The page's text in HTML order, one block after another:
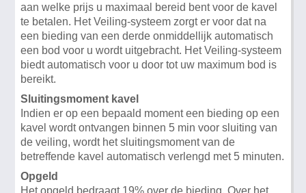
aan welke prijs u maximaal bereid bent voor de kavel
te betalen. Het Veiling-systeem zorgt er voor dat na
een bieding van een derde onmiddellijk automatisch
een bod voor u wordt uitgebracht. Het Veiling-systeem
biedt automatisch voor u door tot uw maximum bod is
bereikt.
Sluitingsmoment kavel
Indien er op een bepaald moment een bieding op een
kavel wordt ontvangen binnen 5 min voor sluiting van
de veiling, wordt het sluitingsmoment van de
betreffende kavel automatisch verlengd met 5 minuten.
Opgeld
Het opgeld bedraagt 19% over de bieding. Over het